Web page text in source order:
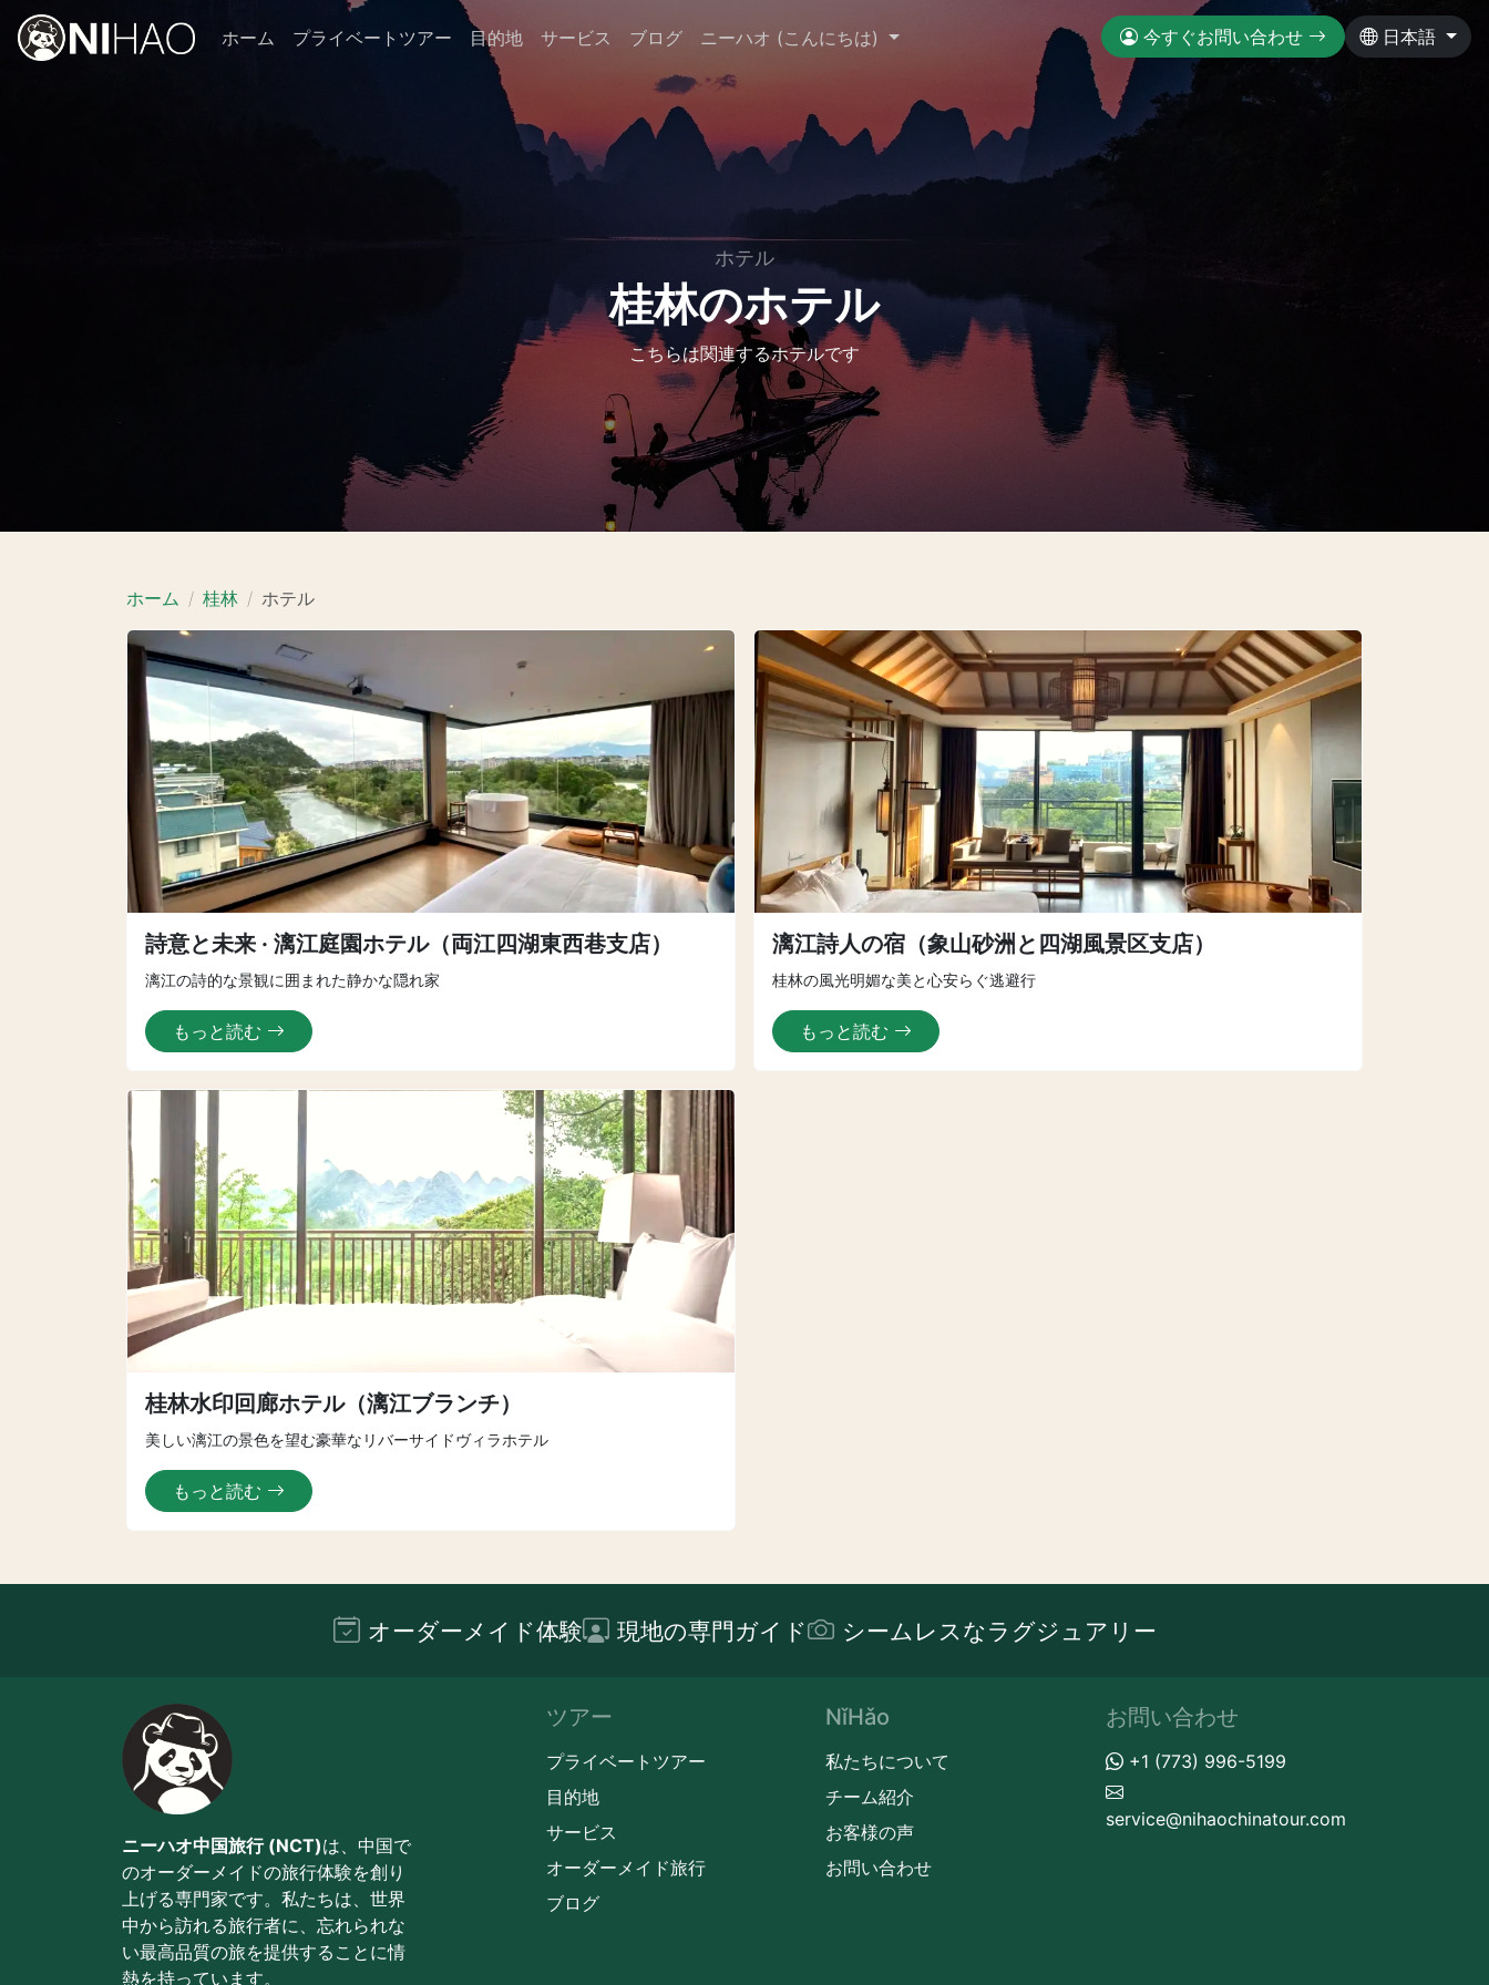
ホーム プライベートツアー 目的地 サービス ブログ ニーハオ (こんにちは) 今すぐお問い合わせ 日本語
ホテル
桂林のホテル
こちらは関連するホテルです
ホーム 桂林 ホテル
詩意と未来 · 漓江庭園ホテル（両江四湖東西巷支店）
漓江の詩的な景観に囲まれた静かな隠れ家
もっと読む
漓江詩人の宿（象山砂洲と四湖風景区支店）
桂林の風光明媚な美と心安らぐ逃避行
もっと読む
桂林水印回廊ホテル（漓江ブランチ）
美しい漓江の景色を望む豪華なリバーサイドヴィラホテル
もっと読む
オーダーメイド体験 現地の専門ガイド シームレスなラグジュアリー
ニーハオ中国旅行 (NCT)は、中国で
のオーダーメイドの旅行体験を創り
上げる専門家です。私たちは、世界
中から訪れる旅行者に、忘れられな
い最高品質の旅を提供することに情
熱を持っています。
ツアー
プライベートツアー
目的地
サービス
オーダーメイド旅行
ブログ
NǐHǎo
私たちについて
チーム紹介
お客様の声
お問い合わせ
お問い合わせ
+1 (773) 996-5199
service@nihaochinatour.com